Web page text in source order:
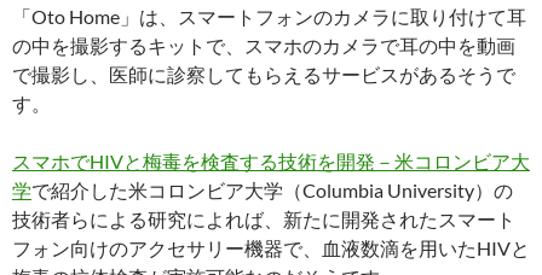
「Oto Home」は、スマートフォンのカメラに取り付けて耳
の中を撮影するキットで、スマホのカメラで耳の中を動画
で撮影し、医師に診察してもらえるサービスがあるそうで
す。
スマホでHIVと梅毒を検査する技術を開発－米コロンビア大
学で紹介した米コロンビア大学（Columbia University）の
技術者らによる研究によれば、新たに開発されたスマート
フォン向けのアクセサリー機器で、血液数滴を用いたHIVと